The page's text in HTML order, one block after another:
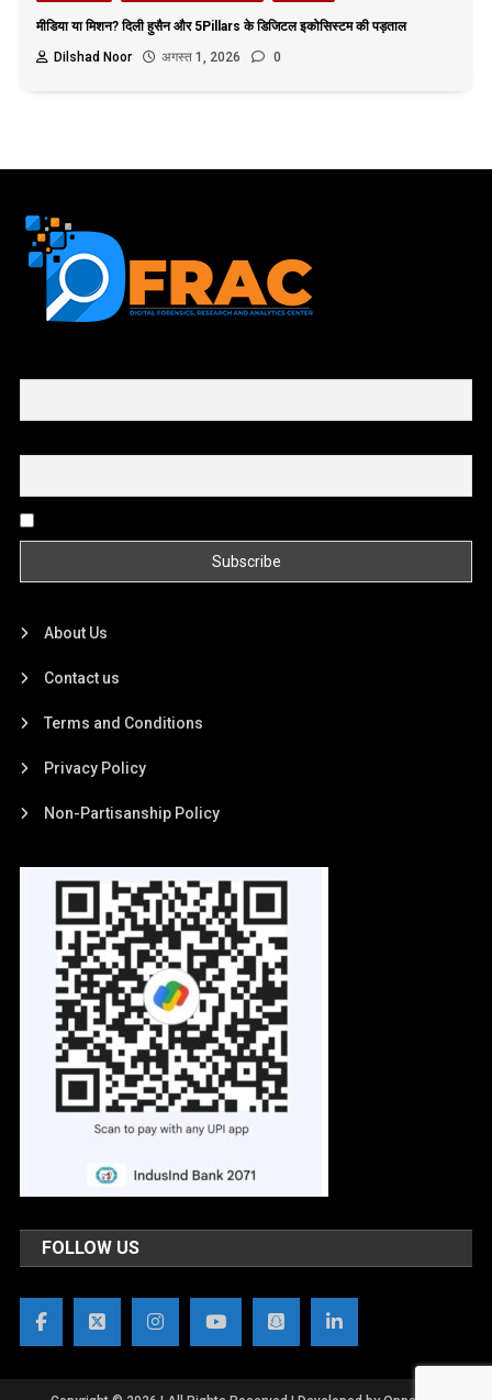
मीडिया या मिशन? दिली हुसैन और 5Pillars के डिजिटल इकोसिस्टम की पड़ताल
Dilshad Noor
अगस्त 1, 2026 0
About Us
Contact us
Terms and Conditions
Privacy Policy
Non-Partisanship Policy
FOLLOW US